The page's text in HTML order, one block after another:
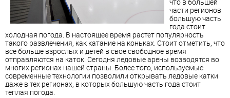
что в большей
части регионов
большую часть
года стоит
холодная погода. В настоящее время растет популярность
такого развлечения, как катание на коньках. Стоит отметить, что
все больше взрослых и детей в свое свободное время
отправляются на каток. Сегодня ледовые арены возводятся во
многих регионах нашей страны. Более того, используемые
современные технологии позволили открывать ледовые катки
даже в тех регионах, в которых большую часть года стоит
теплая погода.